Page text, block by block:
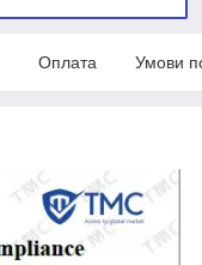
Оплата Умови